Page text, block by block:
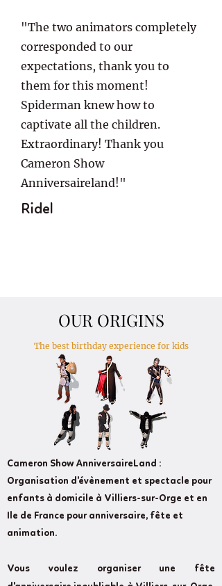
"The two animators completely
corresponded to our
expectations, thank you to
them for this moment!
Spiderman knew how to
captivate all the children.
Extraordinary! Thank you
Cameron Show
Anniversaireland!"
Ridel
OUR ORIGINS
The best birthday experience for kids
Cameron Show AnniversaireLand :
Organisation d'évènement et spectacle pour
enfants à domicile à Villiers-sur-Orge et en
Ile de France pour anniversaire, fête et
animation.
Vous voulez organiser une fête